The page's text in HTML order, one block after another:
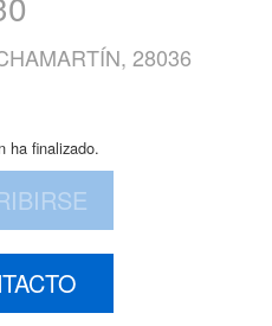
28036
ha finalizado.